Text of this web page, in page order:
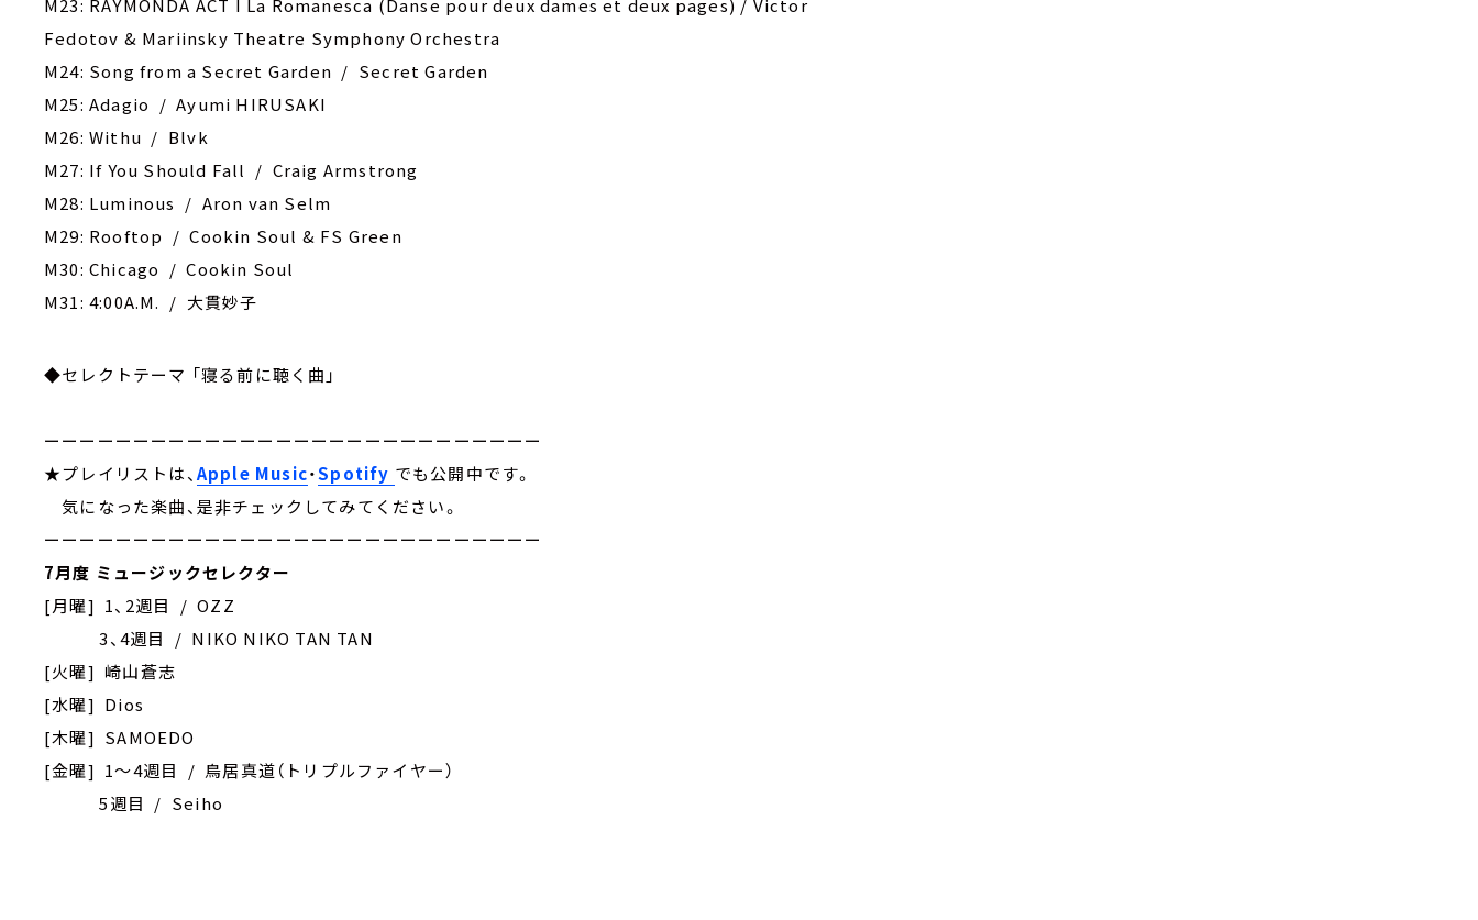
Fedotov & Mariinsky Theatre Symphony Orchestra
M24: Song from a Secret Garden / Secret Garden
M25: Adagio / Ayumi HIRUSAKI
M26: Withu / Blvk
M27: If You Should Fall / Craig Armstrong
M28: Luminous / Aron van Selm
M29: Rooftop / Cookin Soul & FS Green
M30: Chicago / Cookin Soul
M31: 4:00A.M. / 大貫妙子
◆セレクトテーマ 「寝る前に聴く曲」
ーーーーーーーーーーーーーーーーーーーーーーーーーーーー
★プレイリストは、 Apple Music・Spotify でも公開中です。
気になった楽曲、是非チェックしてみてください。
ーーーーーーーーーーーーーーーーーーーーーーーーーーーー
7月度 ミュージックセレクター
[月曜] 1、2週目 / OZZ
3、4週目 / NIKO NIKO TAN TAN
[火曜] 崎山蒼志
[水曜] Dios
[木曜] SAMOEDO
[金曜] 1～4週目 / 鳥居真道（トリプルファイヤー）
5週目 / Seiho